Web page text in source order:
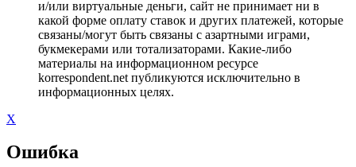
и/или виртуальные деньги, сайт не принимает ни в
какой форме оплату ставок и других платежей, которые
связаны/могут быть связаны с азартными играми,
букмекерами или тотализаторами. Какие-либо
материалы на информационном ресурсе
korrespondent.net публикуются исключительно в
информационных целях.
X
Ошибка